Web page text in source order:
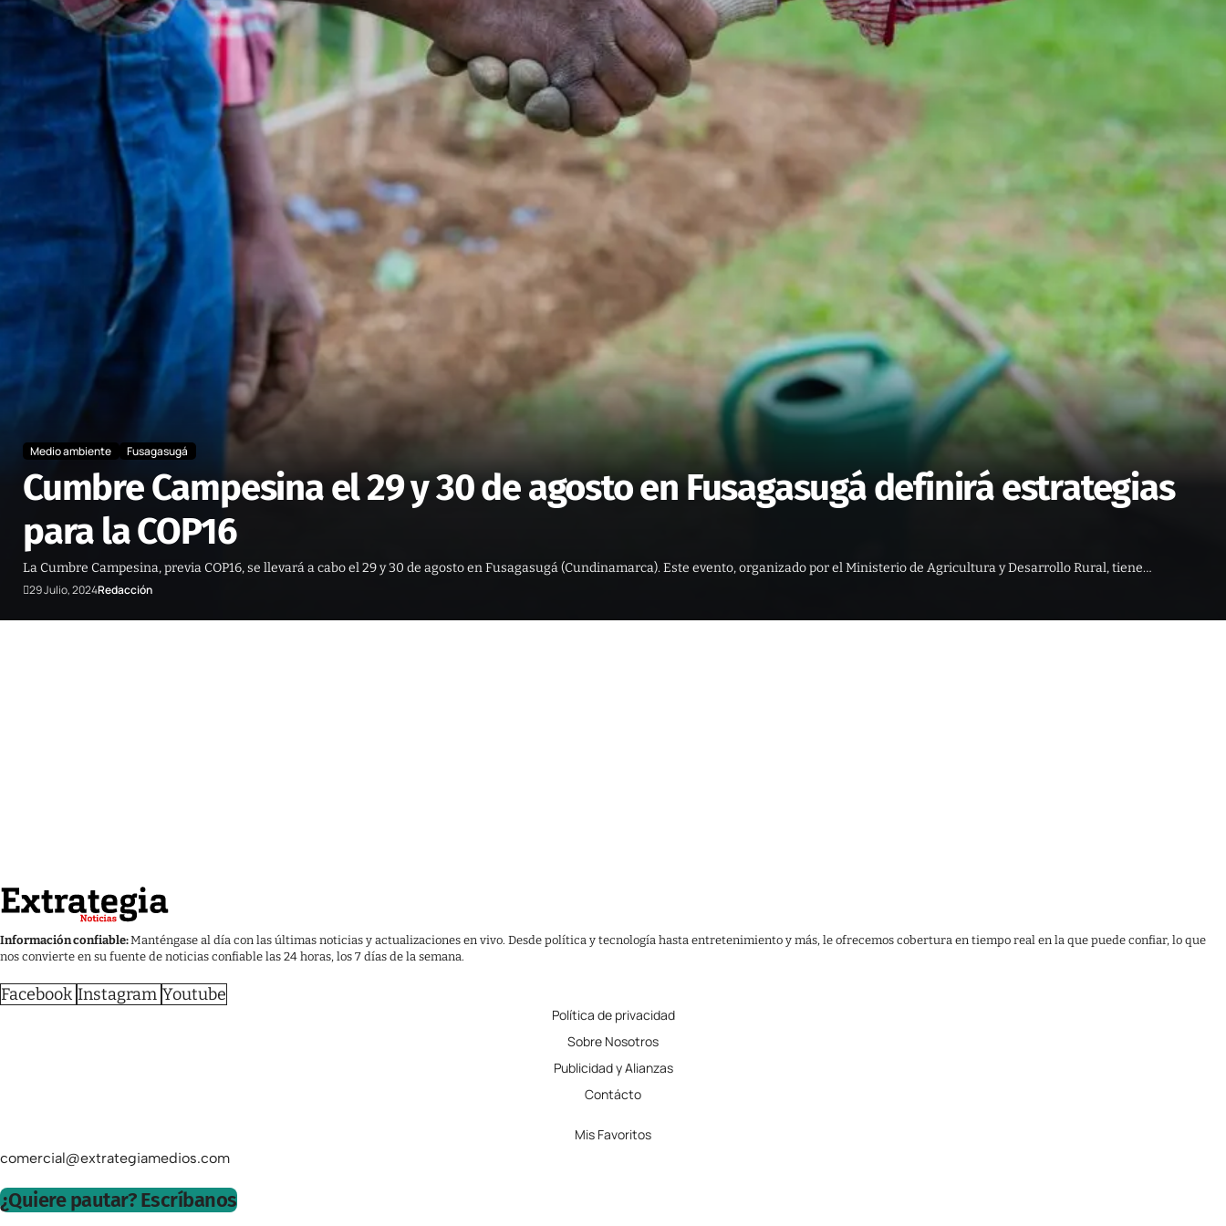
Medio ambiente Fusagasugá
Cumbre Campesina el 29 y 30 de agosto en Fusagasugá definirá estrategias
para la COP16
La Cumbre Campesina, previa COP16, se llevará a cabo el 29 y 30 de agosto en Fusagasugá (Cundinamarca). Este evento, organizado por el Ministerio de Agricultura y Desarrollo Rural, tiene…
29 Julio, 2024Redacción
Información confiable:Manténgase al día con las últimas noticias y actualizaciones en vivo. Desde política y tecnología hasta entretenimiento y más, le ofrecemos cobertura en tiempo real en la que puede confiar, lo que
nos convierte en su fuente de noticias confiable las 24 horas, los 7 días de la semana.
Facebook Instagram Youtube
Política de privacidad
Sobre Nosotros
Publicidad y Alianzas
Contácto
Mis Favoritos
comercial@extrategiamedios.com
¿Quiere pautar? Escríbanos